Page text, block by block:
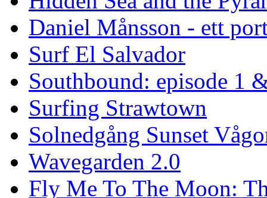
Daniel Månsson - ett
Surf El Salvador
Southbound: episode 1
Surfing Strawtown
Solnedgång Sunset
Wavegarden 2.0
Fly Me To The Moon: